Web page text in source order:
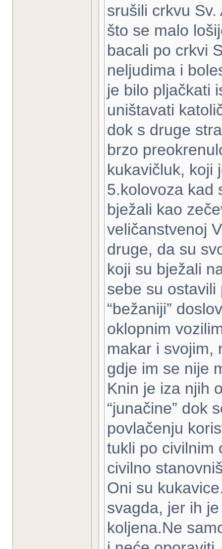
srušili crkvu
što se malo
bacali po crkvi
neljudima i
je bilo pljačkati
uništavati
dok s druge
brzo
kukavičluk, koji
5.kolovoza kad
bježali kao
veličanstvenoj
druge, da su
koji su bježali
sebe su
“bežaniji”
oklopnim
makar i svojim,
gdje im se nije
Knin je iza njih
“junačine” dok
povlačenju
tukli po civilnim
civilno
Oni su
svagda, jer ih
koljena.Ne